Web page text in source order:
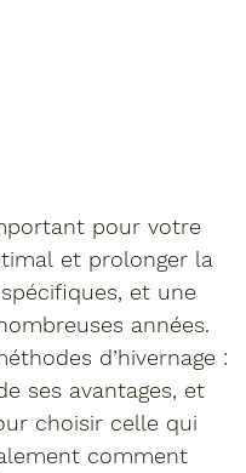
pour votre
et prolonger la
et une
années.
d’hivernage :
ses avantages, et
choisir celle qui
comment